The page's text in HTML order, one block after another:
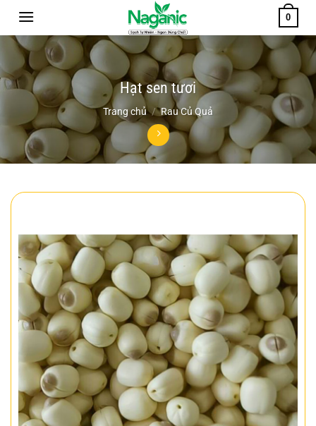
nội
dung
0
Hạt sen tươi
Trang chủ / Rau Củ Quả